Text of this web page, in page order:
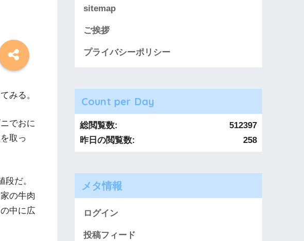
みる。
でおに
取っ
だ。
の牛肉
中に広
sitemap
ご挨拶
プライバシーポリシー
Count per Day
512397
総閲覧数:
258
昨日の閲覧数:
メタ情報
ログイン
投稿フィード